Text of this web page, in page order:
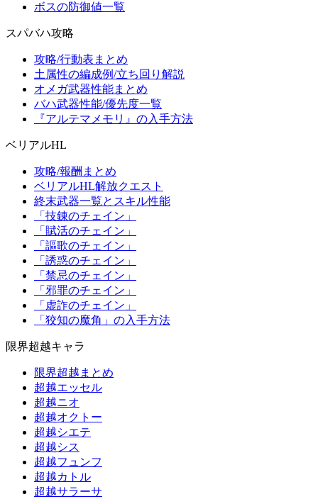
ボスの防御値一覧
スパバハ攻略
攻略/行動表まとめ
土属性の編成例/立ち回り解説
オメガ武器性能まとめ
バハ武器性能/優先度一覧
『アルテマメモリ』の入手方法
ベリアルHL
攻略/報酬まとめ
ベリアルHL解放クエスト
終末武器一覧とスキル性能
「技錬のチェイン」
「賦活のチェイン」
「謳歌のチェイン」
「誘惑のチェイン」
「禁忌のチェイン」
「邪罪のチェイン」
「虚詐のチェイン」
「狡知の魔角」の入手方法
限界超越キャラ
限界超越まとめ
超越エッセル
超越ニオ
超越オクトー
超越シエテ
超越シス
超越フュンフ
超越カトル
超越サラーサ